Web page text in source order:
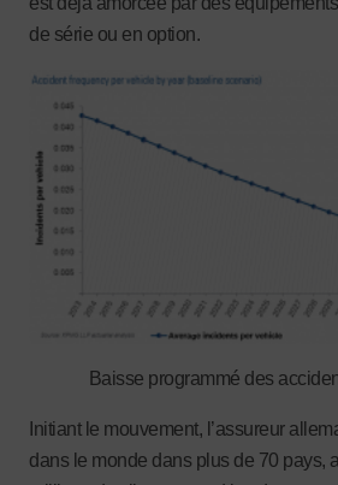
de série ou en option.
Baisse programmé des
Initiant le mouvement, l’assureur
dans le monde dans plus de 70 pays,